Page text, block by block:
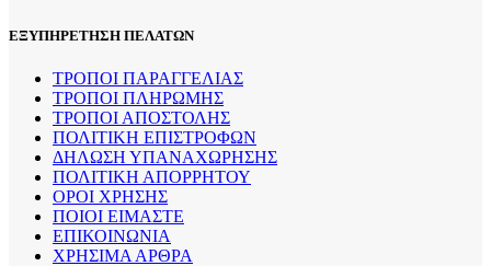
ΕΞΥΠΗΡΕΤΗΣΗ ΠΕΛΑΤΩΝ
ΤΡΟΠΟΙ ΠΑΡΑΓΓΕΛΙΑΣ
ΤΡΟΠΟΙ ΠΛΗΡΩΜΗΣ
ΤΡΟΠΟΙ ΑΠΟΣΤΟΛΗΣ
ΠΟΛΙΤΙΚΗ ΕΠΙΣΤΡΟΦΩΝ
ΔΗΛΩΣΗ ΥΠΑΝΑΧΩΡΗΣΗΣ
ΠΟΛΙΤΙΚΗ ΑΠΟΡΡΗΤΟΥ
ΟΡΟΙ ΧΡΗΣΗΣ
ΠΟΙΟΙ ΕΙΜΑΣΤΕ
ΕΠΙΚΟΙΝΩΝΙΑ
ΧΡΗΣΙΜΑ ΑΡΘΡΑ